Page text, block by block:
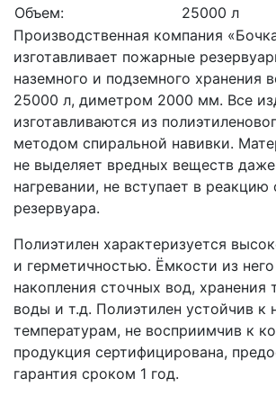
Объем:
25000 л
Производственная компания
изготавливает пожарные
наземного и подземного хранения
25000 л, диметром 2000 мм. Все
изготавливаются из
методом спиральной навивки.
не выделяет вредных веществ
нагревании, не вступает в
резервуара.
Полиэтилен характеризуется
и герметичностью. Ёмкости из
накопления сточных вод, хранения
воды и т.д. Полиэтилен устойчив к
температурам, не восприимчив к
продукция сертифицирована,
гарантия сроком 1 год.